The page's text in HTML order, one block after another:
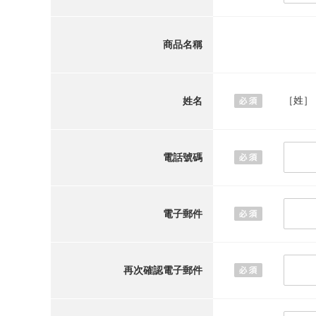
商品名稱
姓名 ［姓］
電話號碼
電子郵件
再次確認電子郵件